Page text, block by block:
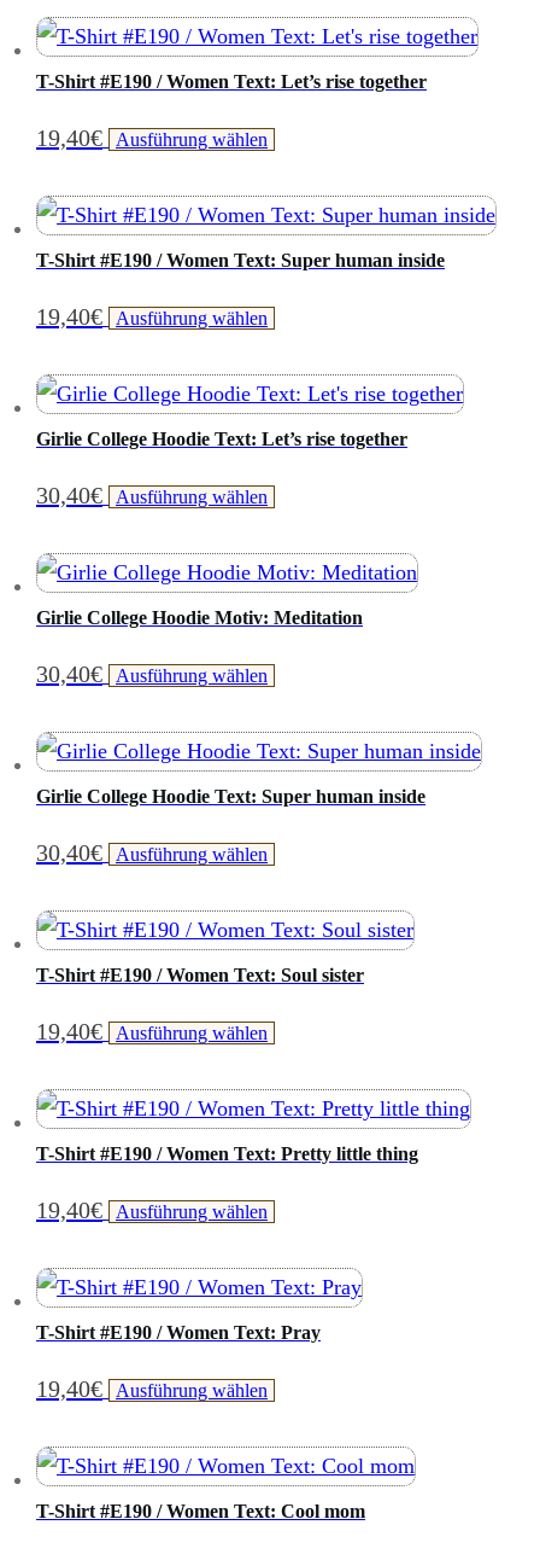
weist
mehrere
Optionen
können
der
Produktseite
gewählt
werden
T-Shirt #E190 / Women Text: Let’s rise together
19,40€ Ausführung wählen Dieses
weist
mehrere
Optionen
können
der
Produktseite
gewählt
werden
T-Shirt #E190 / Women Text: Super human inside
19,40€ Ausführung wählen Dieses
weist
mehrere
Optionen
können
der
Produktseite
gewählt
werden
Girlie College Hoodie Text: Let’s rise together
30,40€ Ausführung wählen Dieses
weist
mehrere
Optionen
können
der
Produktseite
gewählt
werden
Girlie College Hoodie Motiv: Meditation
30,40€ Ausführung wählen Dieses
weist
mehrere
Optionen
können
der
Produktseite
gewählt
werden
Girlie College Hoodie Text: Super human inside
30,40€ Ausführung wählen Dieses
weist
mehrere
Optionen
können
der
Produktseite
gewählt
werden
T-Shirt #E190 / Women Text: Soul sister
19,40€ Ausführung wählen Dieses
weist
mehrere
Optionen
können
der
Produktseite
gewählt
werden
T-Shirt #E190 / Women Text: Pretty little thing
19,40€ Ausführung wählen Dieses
weist
mehrere
Optionen
können
T-Shirt #E190 / Women Text: Pray
19,40€ Ausführung wählen Dieses
weist
mehrere
T-Shirt #E190 / Women Text: Cool mom